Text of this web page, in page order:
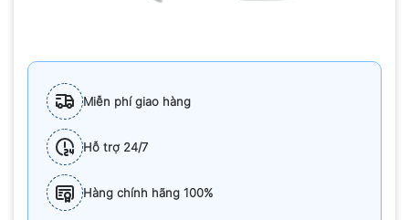
Miễn phí giao hàng
Hỗ trợ 24/7
Hàng chính hãng 100%